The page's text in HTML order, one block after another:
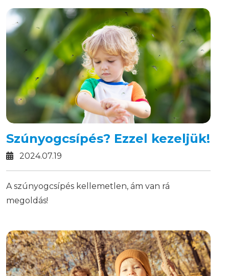
Szúnyogcsípés? Ezzel kezeljük!
2024.07.19
A szúnyogcsípés kellemetlen, ám van rá
megoldás!